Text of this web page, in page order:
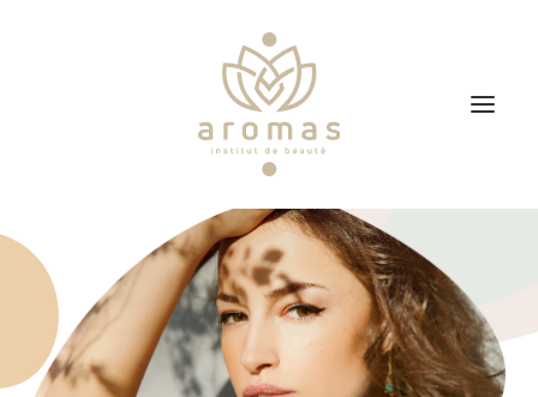
Soins
Je veux faire un bon cadeau
Plan d’accès